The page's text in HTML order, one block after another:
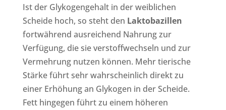
Ist der Glykogengehalt in der weiblichen
Scheide hoch, so steht den Laktobazillen
fortwährend ausreichend Nahrung zur
Verfügung, die sie verstoffwechseln und zur
Vermehrung nutzen können. Mehr tierische
Stärke führt sehr wahrscheinlich direkt zu
einer Erhöhung an Glykogen in der Scheide.
Fett hingegen führt zu einem höheren